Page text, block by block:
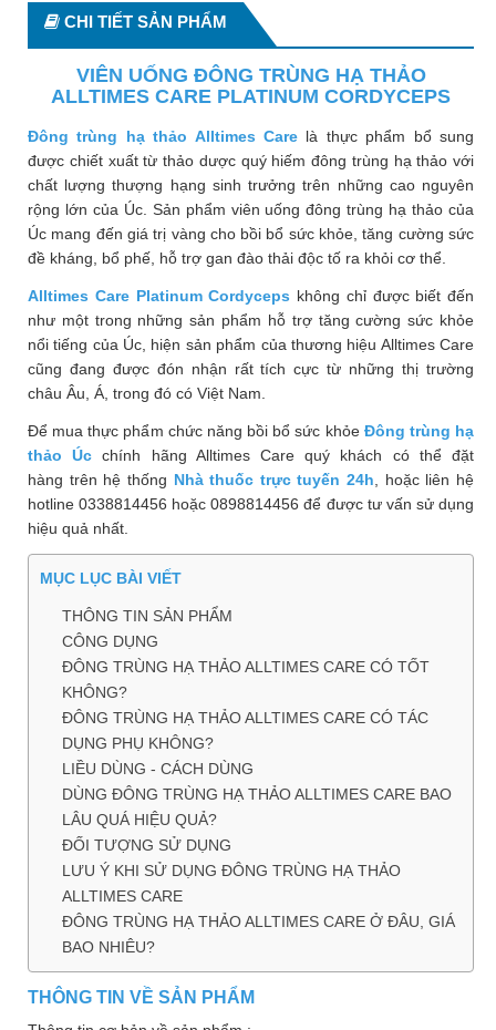
Chống
viêm,
nề,
Dị
ứng
trợ
tiểu
đường
Sức
khỏe
của
bé
Chuyên
mục
Tin
tức
Làm
đẹp
sức
khỏe
Chăm
sóc
trẻ
Bài
thuốc
hay
Kiến
thức
bệnh
Dược
sĩ
CHI TIẾT SẢN PHẨM
VIÊN UỐNG ĐÔNG TRÙNG HẠ THẢO
ALLTIMES CARE PLATINUM CORDYCEPS
Đông trùng hạ thảo Alltimes Care là thực phẩm bổ sung
được chiết xuất từ thảo dược quý hiếm đông trùng hạ thảo với
chất lượng thượng hạng sinh trưởng trên những cao nguyên
rộng lớn của Úc. Sản phẩm viên uống đông trùng hạ thảo của
Úc mang đến giá trị vàng cho bồi bổ sức khỏe, tăng cường sức
đề kháng, bổ phế, hỗ trợ gan đào thải độc tố ra khỏi cơ thể.
Alltimes Care Platinum Cordyceps không chỉ được biết đến
như một trong những sản phẩm hỗ trợ tăng cường sức khỏe
nổi tiếng của Úc, hiện sản phẩm của thương hiệu Alltimes Care
cũng đang được đón nhận rất tích cực từ những thị trường
châu Âu, Á, trong đó có Việt Nam.
Để mua thực phẩm chức năng bồi bổ sức khỏe Đông trùng hạ
thảo Úc chính hãng Alltimes Care quý khách có thể đặt
hàng trên hệ thống Nhà thuốc trực tuyến 24h , hoặc liên hệ
hotline 0338814456 hoặc 0898814456 để được tư vấn sử dụng
hiệu quả nhất.
MỤC LỤC BÀI VIẾT
THÔNG TIN SẢN PHẨM
CÔNG DỤNG
ĐÔNG TRÙNG HẠ THẢO ALLTIMES CARE CÓ TỐT
KHÔNG?
ĐÔNG TRÙNG HẠ THẢO ALLTIMES CARE CÓ TÁC
DỤNG PHỤ KHÔNG?
LIỀU DÙNG - CÁCH DÙNG
DÙNG ĐÔNG TRÙNG HẠ THẢO ALLTIMES CARE BAO
LÂU QUÁ HIỆU QUẢ?
ĐỐI TƯỢNG SỬ DỤNG
LƯU Ý KHI SỬ DỤNG ĐÔNG TRÙNG HẠ THẢO
ALLTIMES CARE
ĐÔNG TRÙNG HẠ THẢO ALLTIMES CARE Ở ĐÂU, GIÁ
BAO NHIÊU?
THÔNG TIN VỀ SẢN PHẨM